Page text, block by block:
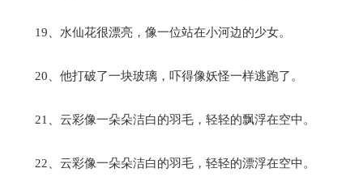
19、水仙花很漂亮，像一位站在小河边的少女。
20、他打破了一块玻璃，吓得像妖怪一样逃跑了。
21、云彩像一朵朵洁白的羽毛，轻轻的飘浮在空中。
22、云彩像一朵朵洁白的羽毛，轻轻的漂浮在空中。